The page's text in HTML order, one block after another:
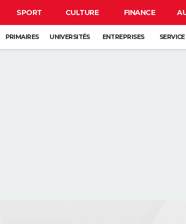
SPORT CULTURE FINANCE
PRIMAIRES UNIVERSITÉS ENTREPRISES